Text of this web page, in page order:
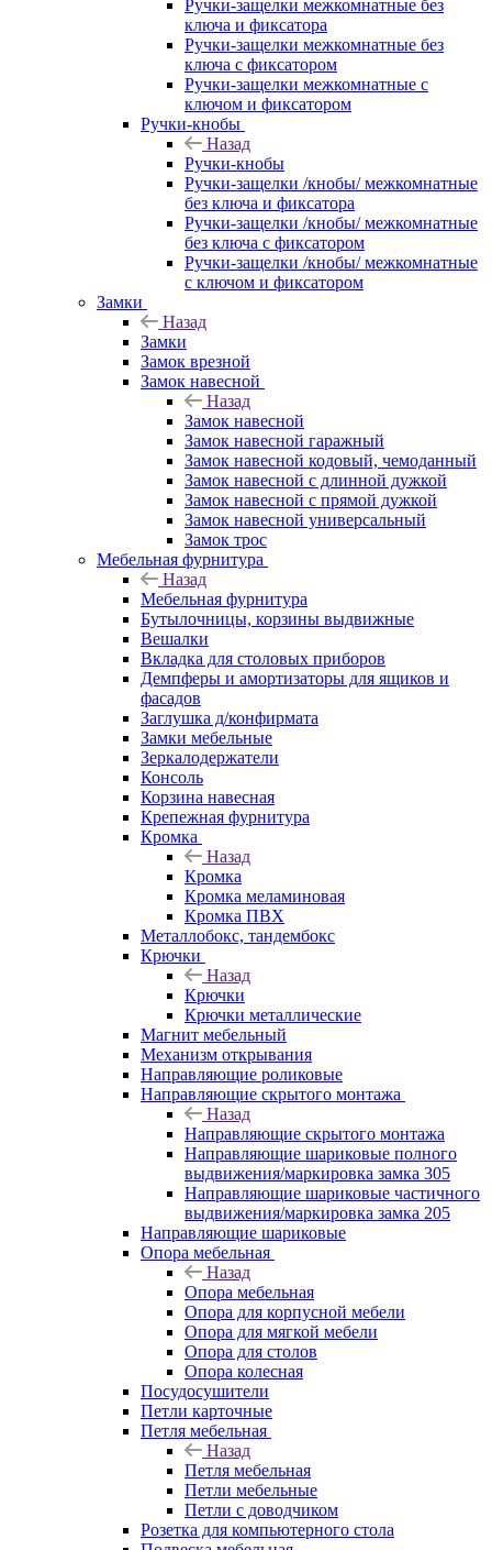
Ручки-защелки межкомнатные без
ключа и фиксатора
Ручки-защелки межкомнатные без
ключа с фиксатором
Ручки-защелки межкомнатные с
ключом и фиксатором
Ручки-кнобы
Назад
Ручки-кнобы
Ручки-защелки /кнобы/ межкомнатные
без ключа и фиксатора
Ручки-защелки /кнобы/ межкомнатные
без ключа с фиксатором
Ручки-защелки /кнобы/ межкомнатные
с ключом и фиксатором
Замки
Назад
Замки
Замок врезной
Замок навесной
Назад
Замок навесной
Замок навесной гаражный
Замок навесной кодовый, чемоданный
Замок навесной с длинной дужкой
Замок навесной с прямой дужкой
Замок навесной универсальный
Замок трос
Мебельная фурнитура
Назад
Мебельная фурнитура
Бутылочницы, корзины выдвижные
Вешалки
Вкладка для столовых приборов
Демпферы и амортизаторы для ящиков и
фасадов
Заглушка д/конфирмата
Замки мебельные
Зеркалодержатели
Консоль
Корзина навесная
Крепежная фурнитура
Кромка
Назад
Кромка
Кромка меламиновая
Кромка ПВХ
Металлобокс, тандембокс
Крючки
Назад
Крючки
Крючки металлические
Магнит мебельный
Механизм открывания
Направляющие роликовые
Направляющие скрытого монтажа
Назад
Направляющие скрытого монтажа
Направляющие шариковые полного
выдвижения/маркировка замка 305
Направляющие шариковые частичного
выдвижения/маркировка замка 205
Направляющие шариковые
Опора мебельная
Назад
Опора мебельная
Опора для корпусной мебели
Опора для мягкой мебели
Опора для столов
Опора колесная
Посудосушители
Петли карточные
Петля мебельная
Назад
Петля мебельная
Петли мебельные
Петли с доводчиком
Розетка для компьютерного стола